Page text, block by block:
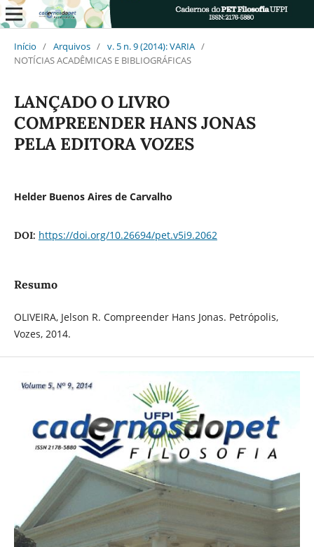
Início / Arquivos / v. 5 n. 9 (2014): VARIA /
NOTÍCIAS ACADÊMICAS E BIBLIOGRÁFICAS
LANÇADO O LIVRO
COMPREENDER HANS JONAS
PELA EDITORA VOZES
Helder Buenos Aires de Carvalho
DOI: https://doi.org/10.26694/pet.v5i9.2062
Resumo
OLIVEIRA, Jelson R. Compreender Hans Jonas. Petrópolis,
Vozes, 2014.